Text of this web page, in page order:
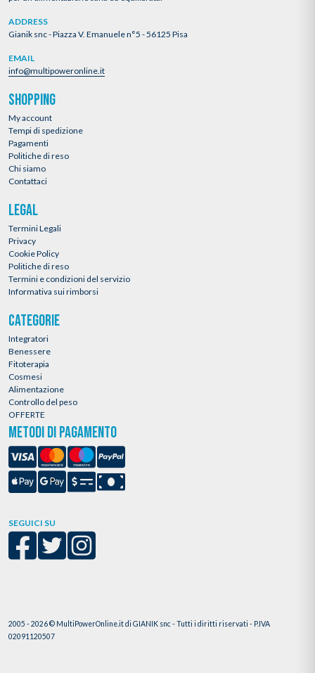
ADDRESS
Gianik snc - Piazza V. Emanuele n°5 - 56125 Pisa
EMAIL
info@multipoweronline.it
SHOPPING
My account
Tempi di spedizione
Pagamenti
Politiche di reso
Chi siamo
Contattaci
LEGAL
Termini Legali
Privacy
Cookie Policy
Politiche di reso
Termini e condizioni del servizio
Informativa sui rimborsi
CATEGORIE
Integratori
Benessere
Fitoterapia
Cosmesi
Alimentazione
Controllo del peso
OFFERTE
METODI DI PAGAMENTO
SEGUICI SU
2005 - 2026 © MultiPowerOnline.it di GIANIK snc - Tutti i diritti riservati - P.IVA
02091120507